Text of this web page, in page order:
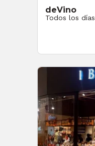
deVino
Todos los días